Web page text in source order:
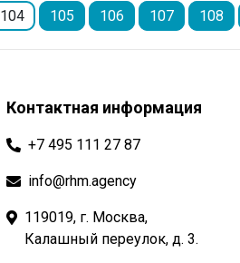
104 105 106 107 108
Контактная информация
+7 495 111 27 87
info@rhm.agency
119019, г. Москва,
Калашный переулок, д. 3.